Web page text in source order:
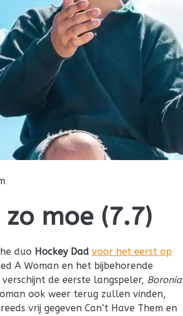
moe (7.7)
duo Hockey Dad voor het eerst op
A Woman en het bijbehorende
de eerste langspeler, Boronia
ook weer terug zullen vinden,
vrij gegeven Can’t Have Them en